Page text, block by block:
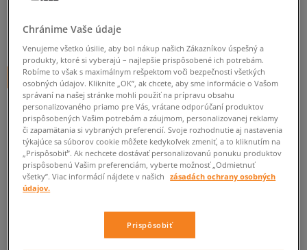
19€cena s DPH
+ 19 BODOV V SIZEERCLUBE
Informujte ma o dostupnosti
Ak bude položka opäť dostupná, dostanete od nás oznámenie.
Vyberte veľkosť
ZISTIŤ DOSTUPNOSŤ V NAŠICH KAMENNÝCH PREDAJNIACH
Chránime Vaše údaje
Venujeme všetko úsilie, aby bol nákup našich Zákazníkov úspešný a
produkty, ktoré si vyberajú – najlepšie prispôsobené ich potrebám.
Robíme to však s maximálnym rešpektom voči bezpečnosti všetkých
osobných údajov. Kliknite „OK”, ak chcete, aby sme informácie o Vašom
správaní na našej stránke mohli použiť na prípravu obsahu
personalizovaného priamo pre Vás, vrátane odporúčaní produktov
prispôsobených Vašim potrebám a záujmom, personalizovanej reklamy
či zapamätania si vybraných preferencií. Svoje rozhodnutie aj nastavenia
týkajúce sa súborov cookie môžete kedykoľvek zmeniť, a to kliknutím na
„Prispôsobiť”. Ak nechcete dostávať personalizovanú ponuku produktov
prispôsobenú Vašim preferenciám, vyberte možnosť „Odmietnuť
všetky”. Viac informácií nájdete v našich
zásadách ochrany osobných
údajov.
Prispôsobiť